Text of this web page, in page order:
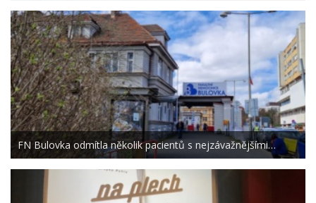
FN Bulovka odmítla několik pacientů s nejzávažnějšími…